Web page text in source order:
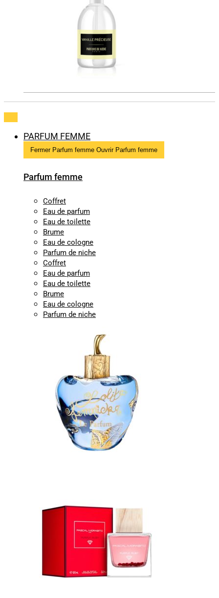
PARFUM FEMME
Fermer Parfum femme Ouvrir Parfum femme
Parfum femme
Coffret
Eau de parfum
Eau de toilette
Brume
Eau de cologne
Parfum de niche
Coffret
Eau de parfum
Eau de toilette
Brume
Eau de cologne
Parfum de niche